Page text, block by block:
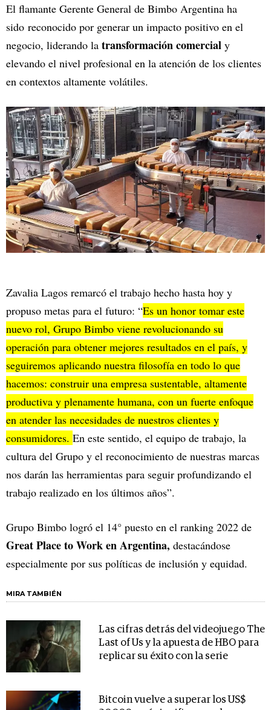
El flamante Gerente General de Bimbo Argentina ha
sido reconocido por generar un impacto positivo en el
negocio, liderando la transformación comercial y
elevando el nivel profesional en la atención de los clientes
en contextos altamente volátiles.
Zavalia Lagos remarcó el trabajo hecho hasta hoy y
propuso metas para el futuro: “Es un honor tomar este
nuevo rol, Grupo Bimbo viene revolucionando su
operación para obtener mejores resultados en el país, y
seguiremos aplicando nuestra filosofía en todo lo que
hacemos: construir una empresa sustentable, altamente
productiva y plenamente humana, con un fuerte enfoque
en atender las necesidades de nuestros clientes y
consumidores. En este sentido, el equipo de trabajo, la
cultura del Grupo y el reconocimiento de nuestras marcas
nos darán las herramientas para seguir profundizando el
trabajo realizado en los últimos años”.
Grupo Bimbo logró el 14° puesto en el ranking 2022 de
Great Place to Work en Argentina, destacándose
especialmente por sus políticas de inclusión y equidad.
MIRA TAMBIÉN
Las cifras detrás del videojuego The
Last of Us y la apuesta de HBO para
replicar su éxito con la serie
Bitcoin vuelve a superar los US$